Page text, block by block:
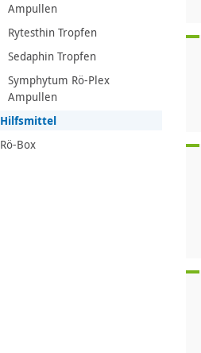
Ampullen
Rytesthin Tropfen
Sedaphin Tropfen
Symphytum Rö-Plex
Ampullen
Hilfsmittel
Rö-Box